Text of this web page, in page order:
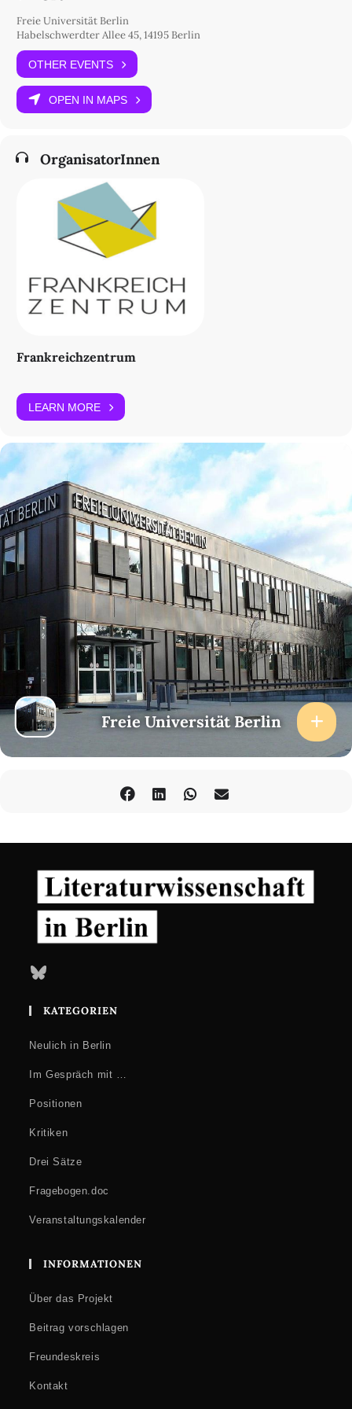
Freie Universität Berlin
Habelschwerdter Allee 45, 14195 Berlin
OTHER EVENTS
OPEN IN MAPS
OrganisatorInnen
Frankreichzentrum
LEARN MORE
Freie Universität Berlin
Bluesky
KATEGORIEN
Neulich in Berlin
Im Gespräch mit …
Positionen
Kritiken
Drei Sätze
Fragebogen.doc
Veranstaltungskalender
INFORMATIONEN
Über das Projekt
Beitrag vorschlagen
Freundeskreis
Kontakt